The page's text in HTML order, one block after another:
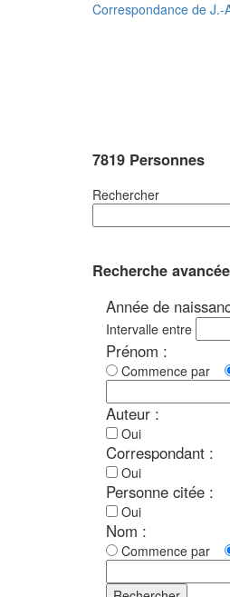
Correspondance de J.-
7819 Personnes
Rechercher
Recherche avancée
Année de
Intervalle entre
Prénom :
Commence par
Auteur :
Oui
Correspondant :
Oui
Personne citée :
Oui
Nom :
Commence par